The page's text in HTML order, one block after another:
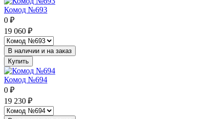
Комод №693
0 ₽
19 060 ₽
В наличии и на заказ
Купить
Комод №694
0 ₽
19 230 ₽